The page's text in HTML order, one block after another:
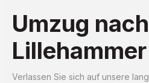
Umzug nach
Lillehammer
Verlassen Sie sich auf unsere